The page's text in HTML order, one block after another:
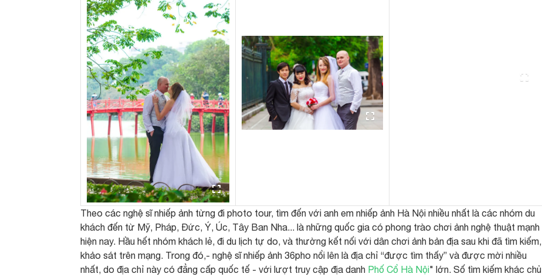
Theo các nghệ sĩ nhiếp ảnh từng đi photo tour, tìm đến với anh em nhiếp ảnh Hà Nội nhiều nhất là các nhóm du
khách đến từ Mỹ, Pháp, Đức, Ý, Úc, Tây Ban Nha... là những quốc gia có phong trào chơi ảnh nghệ thuật mạnh
hiện nay. Hầu hết nhóm khách lẻ, đi du lịch tự do, và thường kết nối với dân chơi ảnh bản địa sau khi đã tìm kiếm,
khảo sát trên mạng. Trong đó,- nghệ sĩ nhiếp ảnh 36pho nổi lên là địa chỉ “được tìm thấy” và được mời nhiều
nhất, do địa chỉ này có đẳng cấp quốc tế - với lượt truy cập địa danh Phố Cổ Hà Nội" lớn. Số tìm kiếm khác chủ